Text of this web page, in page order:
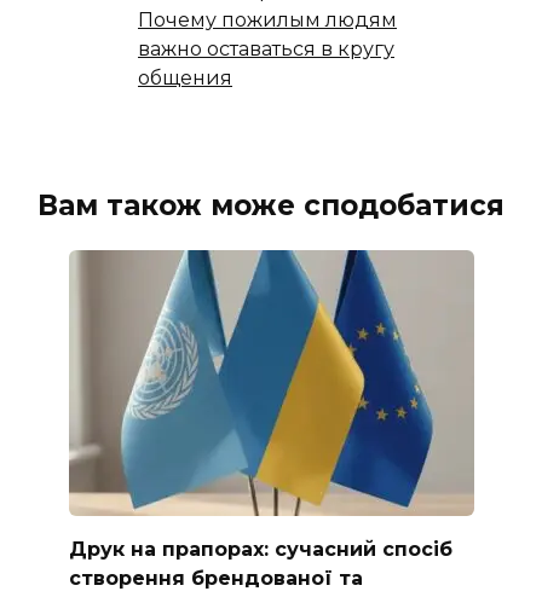
Почему пожилым людям
важно оставаться в кругу
общения
Вам також може сподобатися
Друк на прапорах: сучасний спосіб
створення брендованої та